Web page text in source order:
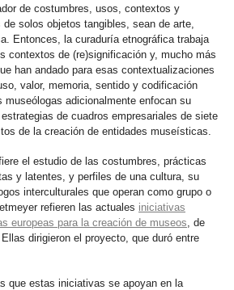
de costumbres, usos, contextos y
solos objetos tangibles, sean de arte,
Entonces, la curaduría etnográfica trabaja
contextos de (re)significación y, mucho más
han andado para esas contextualizaciones
valor, memoria, sentido y codificación
museólogas adicionalmente enfocan su
de cuadros empresariales de siete
de la creación de entidades museísticas.
el estudio de las costumbres, prácticas
y latentes, y perfiles de una cultura, su
interculturales que operan como grupo o
refieren las actuales iniciativas
europeas para la creación de museos , de
dirigieron el proyecto, que duró entre
que estas iniciativas se apoyan en la